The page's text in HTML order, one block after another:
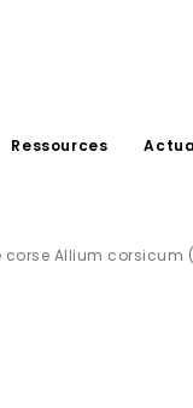
Ressources
corse Allium